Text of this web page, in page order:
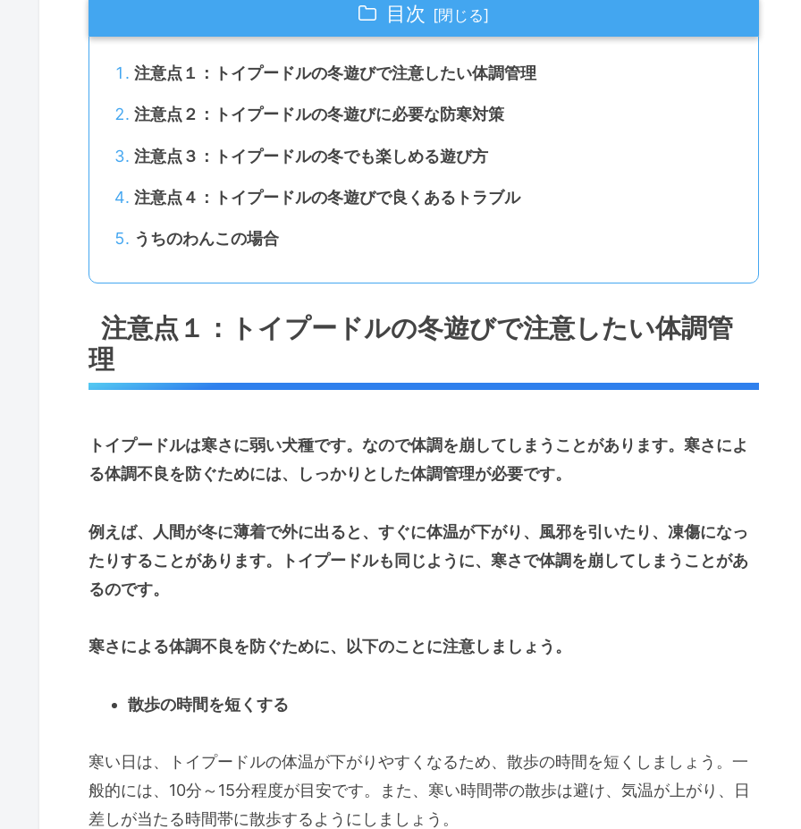
目次
注意点１：トイプードルの冬遊びで注意したい体調管理
注意点２：トイプードルの冬遊びに必要な防寒対策
注意点３：トイプードルの冬でも楽しめる遊び方
注意点４：トイプードルの冬遊びで良くあるトラブル
うちのわんこの場合
注意点１：トイプードルの冬遊びで注意したい体調管
理
トイプードルは寒さに弱い犬種です。なので体調を崩してしまうことがあります。寒さによ
る体調不良を防ぐためには、しっかりとした体調管理が必要です。
例えば、人間が冬に薄着で外に出ると、すぐに体温が下がり、風邪を引いたり、凍傷になっ
たりすることがあります。トイプードルも同じように、寒さで体調を崩してしまうことがあ
るのです。
寒さによる体調不良を防ぐために、以下のことに注意しましょう。
散歩の時間を短くする
寒い日は、トイプードルの体温が下がりやすくなるため、散歩の時間を短くしましょう。一
般的には、10分～15分程度が目安です。また、寒い時間帯の散歩は避け、気温が上がり、日
差しが当たる時間帯に散歩するようにしましょう。